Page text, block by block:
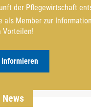
der Pflegewirtschaft
als Member zur
Vorteilen!